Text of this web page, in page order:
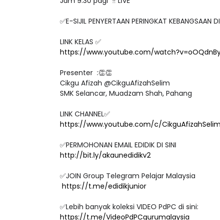
✅E-SIJIL PENYERTAAN PERINGKAT KEBANGSAAN
LINK KELAS ✅
https://www.youtube.com/
Presenter :👏👏
Cikgu Afizah @CikguAfizahSelim
SMK Selancar, Muadzam Shah, Pahang
LINK CHANNEL✅
https://www.youtube.com/c/CikguAfizahSelim
✅PERMOHONAN EMAIL EDIDIK DI SINI
http://bit.ly/akaunedidikv2
✅JOIN Group Telegram Pelajar Malaysia
https://t.me/edidikjunior
✅Lebih banyak koleksi VIDEO PdPC di sini:
https://t.me/VideoPdPCgurumalaysia